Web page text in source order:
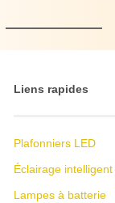
Liens rapides
Plafonniers LED
Éclairage intelligent
Lampes à batterie